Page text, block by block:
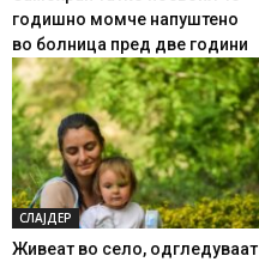
годишно момче напуштено
во болница пред две години
СЛАЈДЕР
Живеат во село, одгледуваат